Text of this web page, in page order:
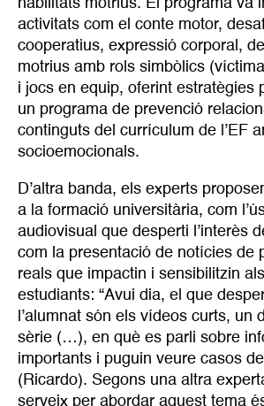
habilitats motrius. El programa va
activitats com el conte motor,
cooperatius, expressió corporal,
motrius amb rols simbòlics
i jocs en equip, oferint estratègies
un programa de prevenció
continguts del currículum de l’EF
socioemocionals.
D’altra banda, els experts
a la formació universitària, com
audiovisual que desperti l’interès
com la presentació de notícies de
reals que impactin i sensibilitzin
estudiants: “Avui dia, el que
l’alumnat són els vídeos curts, un
sèrie (…), en què es parli sobre
importants i puguin veure casos de
(Ricardo). Segons una altra
serveix per abordar aquest tema